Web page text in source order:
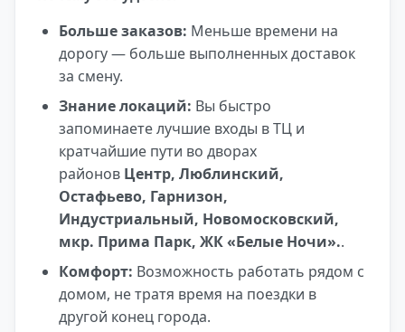
Больше заказов: Меньше времени на
дорогу — больше выполненных доставок
за смену.
Знание локаций: Вы быстро
запоминаете лучшие входы в ТЦ и
кратчайшие пути во дворах
районов Центр, Люблинский,
Остафьево, Гарнизон,
Индустриальный, Новомосковский,
мкр. Прима Парк, ЖК «Белые Ночи»..
Комфорт: Возможность работать рядом с
домом, не тратя время на поездки в
другой конец города.